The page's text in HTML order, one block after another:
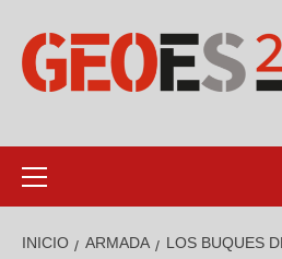
INICIO ARMADA
LOS BUQUES